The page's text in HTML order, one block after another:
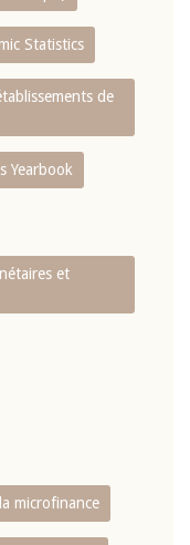
Statistics
de
Yearbook
et
microfinance